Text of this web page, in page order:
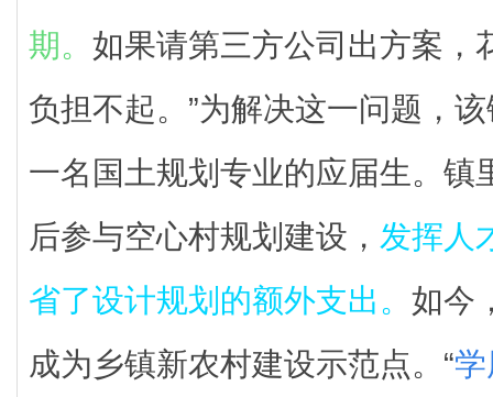
期。 如果请第三方公司出方案，
负担不起。”为解决这一问题，
一名国土规划专业的应届生。镇
后参与空心村规划建设， 发挥人
省了设计规划的额外支出。 如今
成为乡镇新农村建设示范点。“